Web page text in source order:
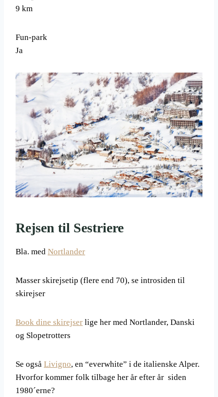
9 km
Fun-park
Ja
Rejsen til Sestriere
Bla. med Nortlander
Masser skirejsetip (flere end 70), se introsiden til
skirejser
Book dine skirejser lige her med Nortlander, Danski
og Slopetrotters
Se også Livigno, en “everwhite” i de italienske Alper.
Hvorfor kommer folk tilbage her år efter år siden
1980´erne?